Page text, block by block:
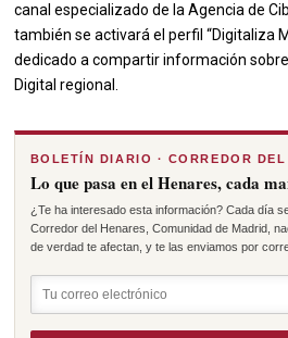
canal especializado de la Agencia de
también se activará el perfil “Digitaliza
dedicado a compartir información
Digital regional.
BOLETÍN DIARIO · CORREDOR DEL
Lo que pasa en el Henares, cada
¿Te ha interesado esta información? Cada día
Corredor del Henares, Comunidad de Madrid,
de verdad te afectan, y te las enviamos por